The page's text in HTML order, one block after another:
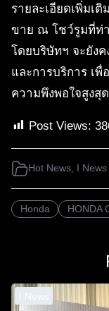
รายละเอียดเพิ่มเ
ขาย ณ โชว์รูมที่ท่
โดยบริษัทฯ จะยัง
และการบริการ เ
ความพึงพอใจสูงสุ
Post Views:
Hot News I News
Honda HONDA
I News